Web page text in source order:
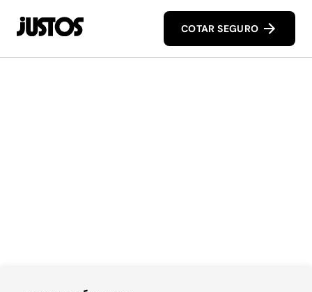
COTAR SEGURO